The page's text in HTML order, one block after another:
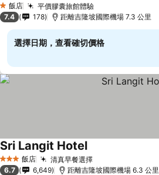
1 星級
飯店 平價膠囊旅館體驗
7.4 178 距離吉隆坡國際機場 7.3 公里
選擇日期，查看確切價格
3 星級 飯店 清真早餐選擇
Sri Langit Hotel
6.7 6,649 距離吉隆坡國際機場 6.3 公里